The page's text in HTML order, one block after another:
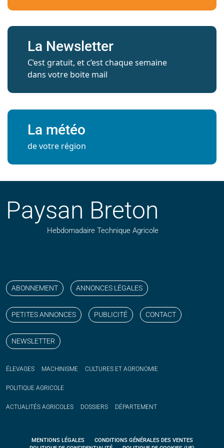
La Newsletter
C’est gratuit, et c’est chaque semaine
dans votre boite mail
La météo
de votre région
Paysan Breton
Hebdomadaire Technique Agricole
ABONNEMENT ANNONCES LÉGALES
PETITES ANNONCES PUBLICITÉ CONTACT
NEWSLETTER
ÉLEVAGES MACHINISME CULTURES ET AGRONOMIE
POLITIQUE AGRICOLE
ACTUALITÉS AGRICOLES DOSSIERS DÉPARTEMENT
MENTIONS LÉGALES
CONDITIONS GÉNÉRALES DES VENTES